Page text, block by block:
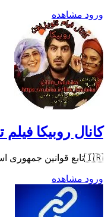
ورود مشاهده
کانال روبیکا فیلم
🇮🇷تابع قوانین جمهوری اسلامی ایران و روبیکا🇮🇷
ورود مشاهده